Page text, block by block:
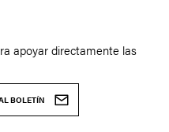
apoyar directamente las
BOLETÍN